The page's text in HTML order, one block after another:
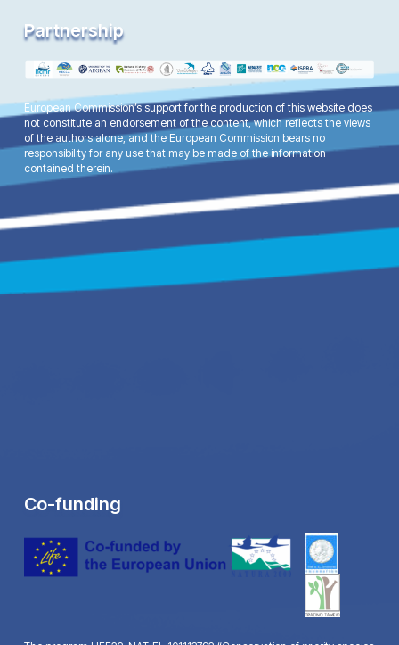
Partnership
European Commission’s support for the production of this website does
not constitute an endorsement of the content, which reflects the views
of the authors alone, and the European Commission bears no
responsibility for any use that may be made of the information
contained therein.
Co-funding